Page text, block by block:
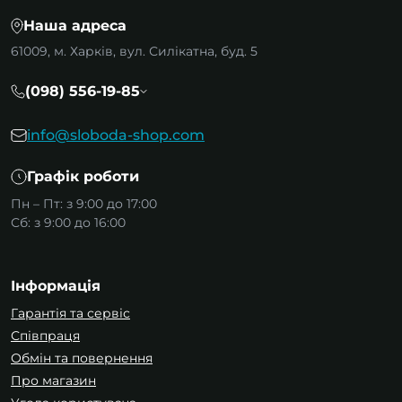
Наш вибір морилок і розчинників включає
екологічні варіанти та продукти на водній
зовнішніх робіт. Від розчинників для
для паркету — у нас є все, що потрібно для
продукти не тільки забезпечують захист від
УФ-променів, а й покращують зовнішній
вигляд оброблених поверхонь. Купити
Екологічні рішення для кожного
дому
Ми розуміємо, наскільки важливо
забезпечити безпеку в домі, тому
Наша адреса
61009, м. Харків, вул. Силікатна, буд. 5
(098) 556-19-85
info@sloboda-shop.com
Графік роботи
Пн – Пт: з 9:00 до 17:00
Сб: з 9:00 до 16:00
Інформація
Гарантія та сервіс
Співпраця
Обмін та повернення
Про магазин